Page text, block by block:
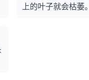
上的叶子就会枯萎。